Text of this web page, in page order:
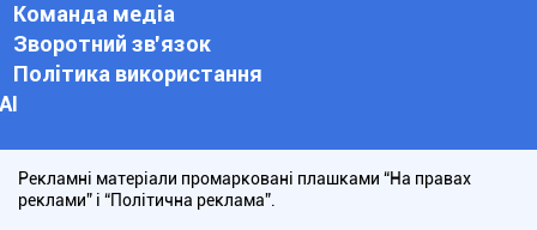
Команда медіа
Зворотний зв'язок
Політика використання
АІ
Рекламні матеріали промарковані плашками “На правах
реклами” і “Політична реклама”.